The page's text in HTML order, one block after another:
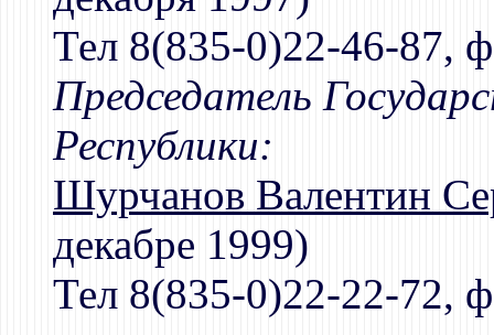
Тел 8(835-0)22-46-87,
Председатель
Республики:
Шурчанов Валентин
декабре 1999)
Тел 8(835-0)22-22-72,